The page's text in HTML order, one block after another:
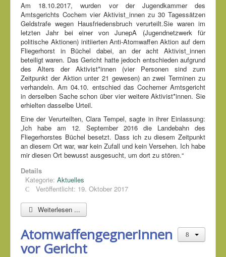
Am 18.10.2017, wurden vor der Jugendkammer des
Amtsgerichts Cochem vier Aktivist_innen zu 30 Tagessätzen
Geldstrafe wegen Hausfriedensbruch verurteilt.Sie waren im
letzten Jahr bei einer von JunepA (Jugendnetzwerk für
politische Aktionen) initiierten Anti-Atomwaffen Aktion auf dem
Fliegerhorst in Büchel dabei, an der acht Aktivist_innen
beteiligt waren. Das Gericht hatte jedoch entschieden aufgrund
des Alters der Aktivist*innen (vier Personen sind zum
Zeitpunkt der Aktion unter 21 gewesen) an zwei Terminen zu
verhandeln. Am 04.10. entschied das Cochemer Amtsgericht
in derselben Sache schon über vier weitere Aktivist*innen. Sie
erhielten dasselbe Urteil.
Eine der Verurteilten, Clara Tempel, sagte in ihrer Einlassung:
„Ich habe am 12. September 2016 die Landebahn des
Fliegerhorstes Büchel besetzt. Dass ich zu diesem Zeitpunkt
an diesem Ort war, war kein Zufall und kein Versehen. Ich habe
mir diesen Ort bewusst ausgesucht, um dort zu stören.“
Details
Kategorie: Aktuelles
Veröffentlicht: 19. Oktober 2017
Weiterlesen ...
AtomwaffengegnerInnen
vor Gericht